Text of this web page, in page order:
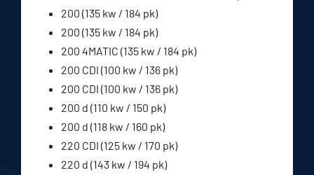
200 (135 kw / 184 pk)
200 (135 kw / 184 pk)
200 4MATIC (135 kw / 184 pk)
200 CDI (100 kw / 136 pk)
200 CDI (100 kw / 136 pk)
200 d (110 kw / 150 pk)
200 d (118 kw / 160 pk)
220 CDI (125 kw / 170 pk)
220 d (143 kw / 194 pk)